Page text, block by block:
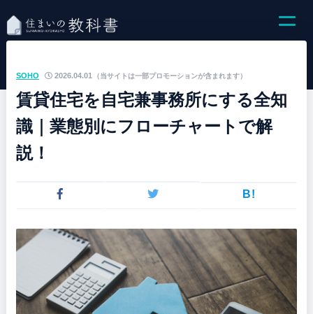
（当サイトは一部プロモーションが含まれます）
SOHO 2026.04.01
賃貸住宅を自宅兼事務所にする全知
識｜業態別にフローチャートで解
説！
B!